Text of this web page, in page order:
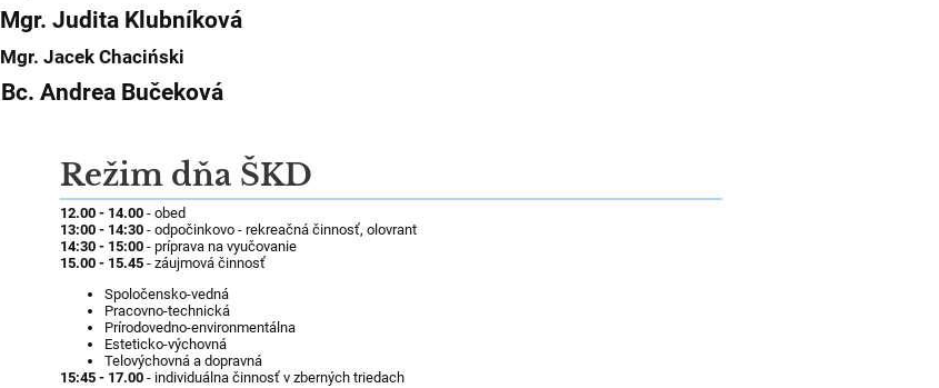
Mgr. Judita Klubníková
Mgr. Jacek Chaciński
Bc. Andrea Bučeková
Režim dňa ŠKD
12.00 - 14.00- obed
13:00 - 14:30- odpočinkovo - rekreačná činnosť, olovrant
14:30 - 15:00 - príprava na vyučovanie
15.00 - 15.45- záujmová činnosť
Spoločensko-vedná
Pracovno-technická
Prírodovedno-environmentálna
Esteticko-výchovná
Telovýchovná a dopravná
15:45 - 17.00- individuálna činnosť v zberných triedach